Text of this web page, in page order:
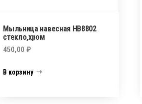
Мыльница навесная HB8802
стекло,хром
450,00₽
В корзину